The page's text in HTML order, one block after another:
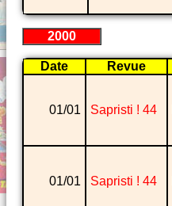
2000
Date Revue
01/01 Sapristi ! 44
01/01 Sapristi ! 44